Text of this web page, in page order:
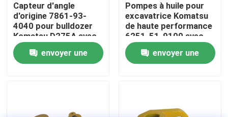
nouvelles
Demande de soumission
Pièces de rechange Cummins
Capteur d'angle
d'origine 7861-93-
4040 pour bulldozer
Komatsu D275A avec
garantie de 1 an
envoyer une
Pompes à huile pour
excavatrice Komatsu
de haute performance
6251-51-9100 avec
garantie d'un an pour
PC450 PC400
envoyer une